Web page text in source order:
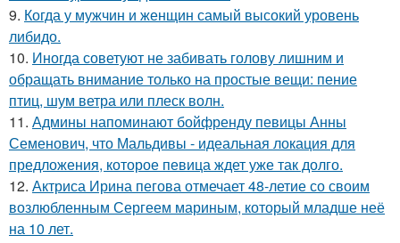
9. Когда у мужчин и женщин самый высокий уровень
либидо.
10. Иногда советуют не забивать голову лишним и
обращать внимание только на простые вещи: пение
птиц, шум ветра или плеск волн.
11. Админы напоминают бойфренду певицы Анны
Семенович, что Мальдивы - идеальная локация для
предложения, которое певица ждет уже так долго.
12. Актриса Ирина пегова отмечает 48-летие со своим
возлюбленным Сергеем мариным, который младше неё
на 10 лет.